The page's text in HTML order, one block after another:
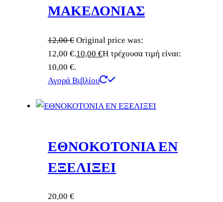
ΜΑΚΕΔΟΝΙΑΣ
12,00€ Original price was:
12,00 €.10,00 €Η τρέχουσα τιμή είναι:
10,00 €.
Αγορά Βιβλίου
ΕΘΝΟΚΟΤΟΝΙΑ ΕΝ
ΕΞΕΛΙΞΕΙ
20,00 €